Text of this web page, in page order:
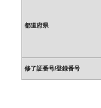
都道府県
修了証番号/登録番号